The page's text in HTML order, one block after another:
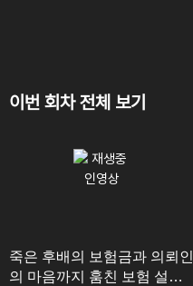
이번 회차 전체 보기
죽은 후배의 보험금과 의뢰인
의 마음까지 훔친 보험 설계